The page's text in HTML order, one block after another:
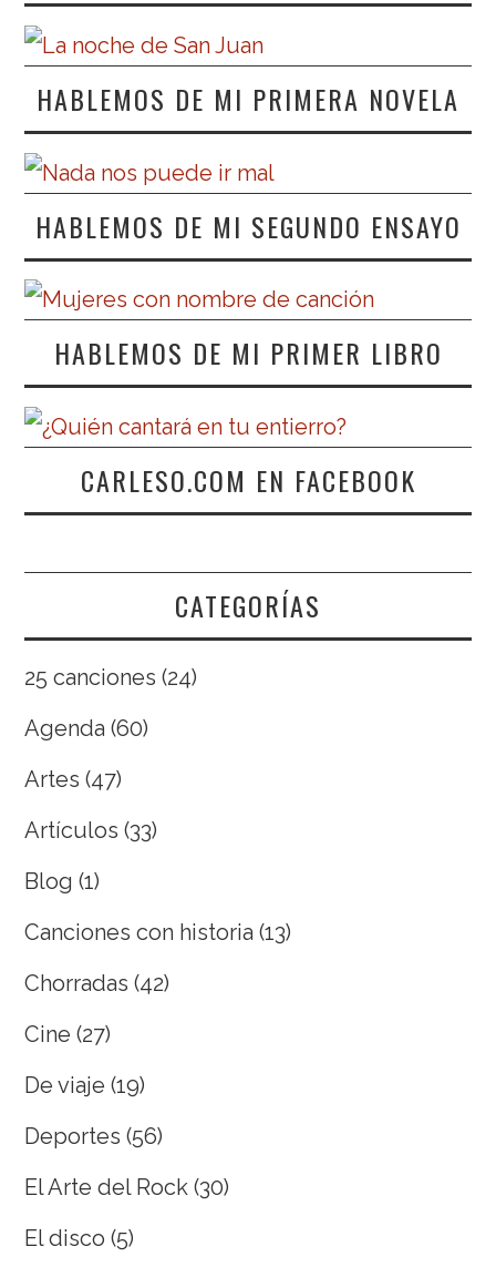
HABLEMOS DE MI PRIMERA NOVELA
HABLEMOS DE MI SEGUNDO ENSAYO
HABLEMOS DE MI PRIMER LIBRO
CARLESO.COM EN FACEBOOK
CATEGORÍAS
25 canciones (24)
Agenda (60)
Artes (47)
Artículos (33)
Blog (1)
Canciones con historia (13)
Chorradas (42)
Cine (27)
De viaje (19)
Deportes (56)
El Arte del Rock (30)
El disco (5)